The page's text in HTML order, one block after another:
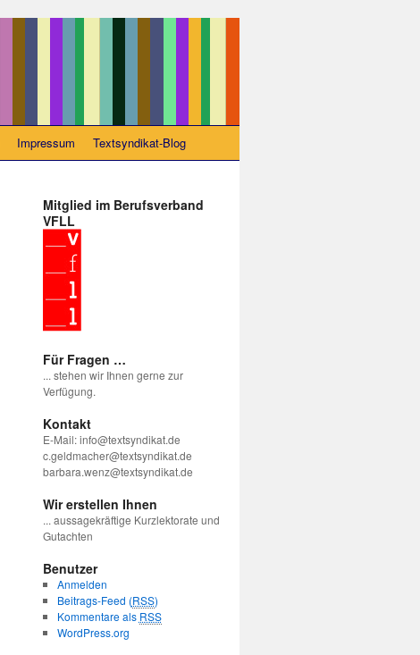
Impressum Textsyndikat-Blog
Mitglied im Berufsverband
VFLL
Für Fragen …
... stehen wir Ihnen gerne zur
Verfügung.
Kontakt
E-Mail: info@textsyndikat.de
c.geldmacher@textsyndikat.de
barbara.wenz@textsyndikat.de
Wir erstellen Ihnen
... aussagekräftige Kurzlektorate und
Gutachten
Benutzer
Anmelden
Beitrags-Feed (RSS)
Kommentare als RSS
WordPress.org